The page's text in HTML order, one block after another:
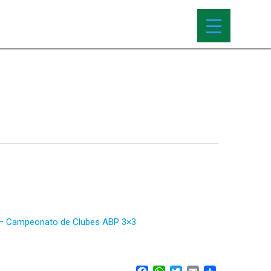
Campeonato de Clubes ABP 3×3